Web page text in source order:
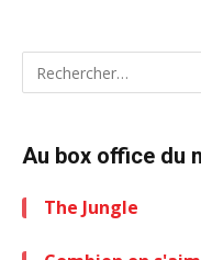
Au box office du
The Jungle